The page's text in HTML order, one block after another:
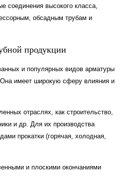
соединения высокого класса,
обсадным трубам и
продукции
и популярных видов арматуры
Она имеет широкую сферу влияния и
отраслях, как строительство,
и др. Для их производства
прокатки (горячая, холодная,
и плоскими окончаниями